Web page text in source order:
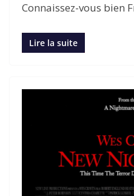
Connaissez-vous bien
Lire la suite